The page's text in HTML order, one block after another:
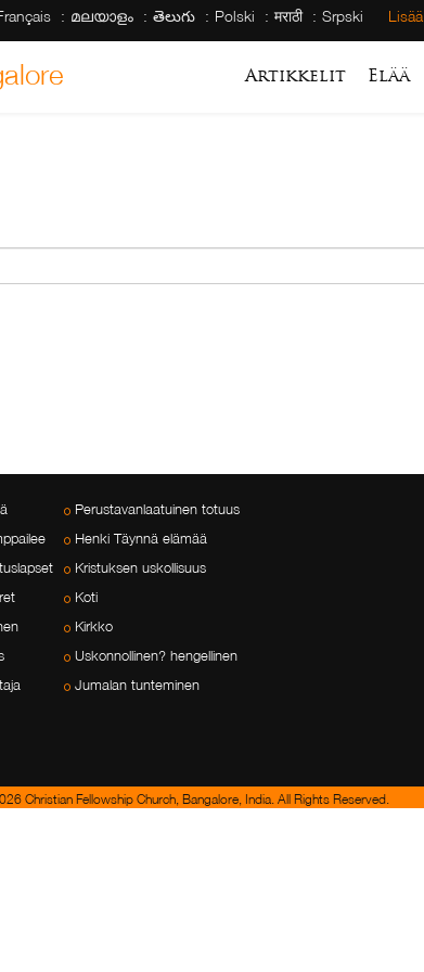
മലയാളം తెలుగు Polski मराठी Srpski Lisää
Artikkelit Elää
Perustavanlaatuinen totuus
Henki Täynnä elämää
Kristuksen uskollisuus
Koti
Kirkko
Uskonnollinen? hengellinen
Jumalan tunteminen
Christian Fellowship Church, Bangalore, India. All Rights Reserved.